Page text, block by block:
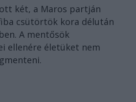
két, a Maros partján
csütörtök kora délután
A mentősök
ellenére életüket nem